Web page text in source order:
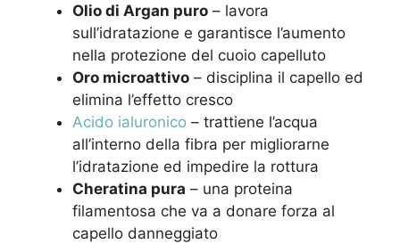
Olio di Argan puro – lavora
sull’idratazione e garantisce l’aumento
nella protezione del cuoio capelluto
Oro microattivo – disciplina il capello ed
elimina l’effetto cresco
Acido ialuronico – trattiene l’acqua
all’interno della fibra per migliorarne
l’idratazione ed impedire la rottura
Cheratina pura – una proteina
filamentosa che va a donare forza al
capello danneggiato